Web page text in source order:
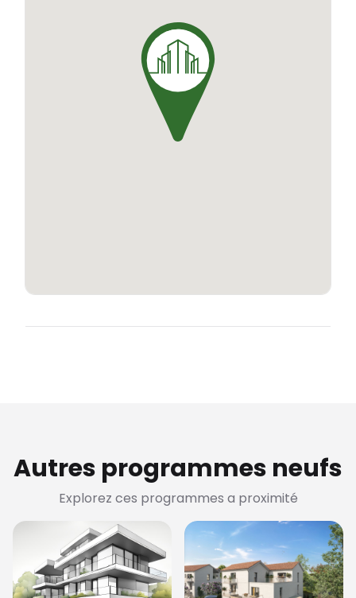
commune, un boulodrome et des jardins
potagers partagés pour des moments de
Autres programmes neufs
Explorez ces programmes a proximité